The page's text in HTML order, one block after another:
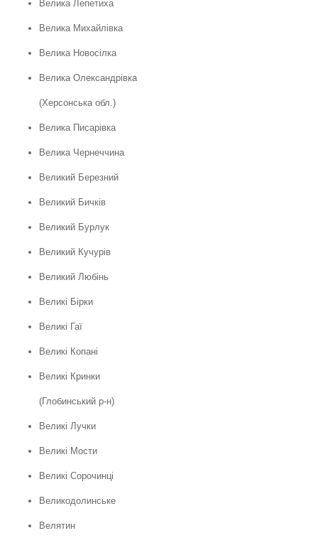
Велика Лепетиха
Велика Михайлівка
Велика Новосілка
Велика Олександрівка
(Херсонська обл.)
Велика Писарівка
Велика Чернеччина
Великий Березний
Великий Бичків
Великий Бурлук
Великий Кучурів
Великий Любінь
Великі Бірки
Великі Гаї
Великі Копані
Великі Кринки
(Глобинський р-н)
Великі Лучки
Великі Мости
Великі Сорочинці
Великодолинське
Велятин